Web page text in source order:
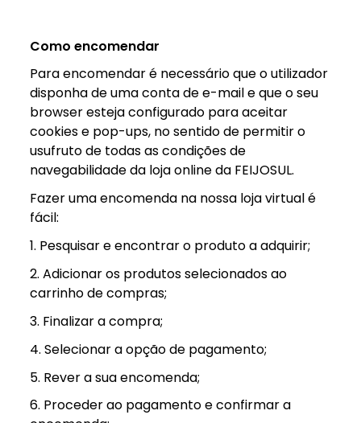
Como encomendar
Para encomendar é necessário que o utilizador
disponha de uma conta de e-mail e que o seu
browser esteja configurado para aceitar
cookies e pop-ups, no sentido de permitir o
usufruto de todas as condições de
navegabilidade da loja online da FEIJOSUL.
Fazer uma encomenda na nossa loja virtual é
fácil:
1. Pesquisar e encontrar o produto a adquirir;
2. Adicionar os produtos selecionados ao
carrinho de compras;
3. Finalizar a compra;
4. Selecionar a opção de pagamento;
5. Rever a sua encomenda;
6. Proceder ao pagamento e confirmar a